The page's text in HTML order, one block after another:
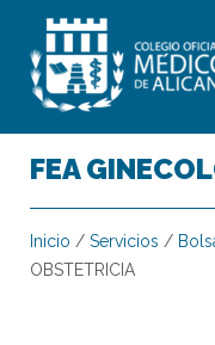
FEA
Inicio / Servicios /
OBSTETRICIA